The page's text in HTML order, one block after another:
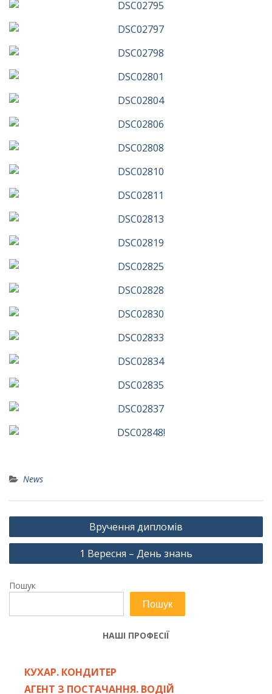
News
Навігація
записів
Вручення дипломів
1 Вересня – День знань
Пошук
Пошук
НАШІ ПРОФЕСІЇ
КУХАР. КОНДИТЕР
АГЕНТ З ПОСТАЧАННЯ. ВОДІЙ